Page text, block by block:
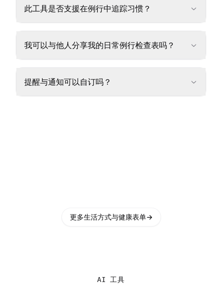
此工具是否支援在例行中追踪习惯？
我可以与他人分享我的日常例行检查表吗？
提醒与通知可以自订吗？
更多生活方式与健康表单→
AI 工具